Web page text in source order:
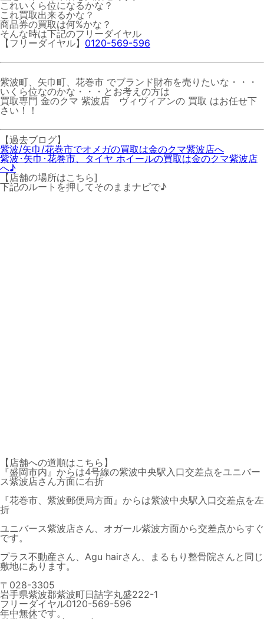
これいくら位になるかな？
これ買取出来るかな？
商品券の買取は何%かな？
そんな時は下記のフリーダイヤル
【フリーダイヤル】 0120-569-596
紫波町、矢巾町、花巻市 でブランド財布を売りたいな・・・
いくら位なのかな・・・とお考えの方は
買取専門 金のクマ 紫波店 ヴィヴィアンの 買取 はお任せ下
さい！！
【過去ブログ】
紫波/矢巾/花巻市でオメガの買取は金のクマ紫波店へ
紫波･矢巾･花巻市、タイヤ ホイールの買取は金のクマ紫波店
へ♪
【店舗の場所はこちら]
下記のルートを押してそのままナビで♪
【店舗への道順はこちら】
『盛岡市内』からは4号線の紫波中央駅入口交差点をユニバー
ス紫波店さん方面に右折
『花巻市、紫波郵便局方面』からは紫波中央駅入口交差点を左
折
ユニバース紫波店さん、オガール紫波方面から交差点からすぐ
です。
プラス不動産さん、Agu hairさん、まるもり整骨院さんと同じ
敷地にあります。
〒028-3305
岩手県紫波郡紫波町日詰字丸盛222-1
フリーダイヤル0120-569-596
年中無休です。